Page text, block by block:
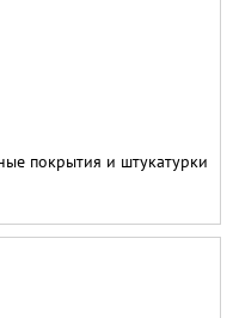
покрытия и штукатурки